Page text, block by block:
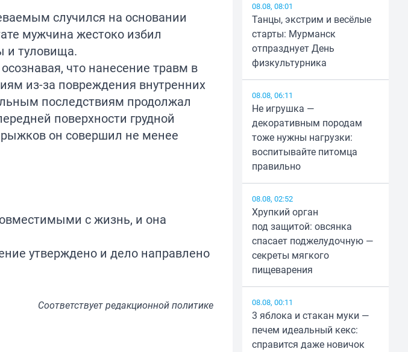
случился на основании
мужчина жестоко избил
и туловища.
что нанесение травм в
из-за повреждения внутренних
последствиям продолжал
поверхности грудной
он совершил не менее
с жизнь, и она
утверждено и дело направлено
Соответствуетредакционной политике
08.08, 08:01
Танцы, экстрим и весёлые
старты: Мурманск
отпразднует День
физкультурника
08.08, 06:11
Не игрушка —
декоративным породам
тоже нужны нагрузки:
воспитывайте питомца
правильно
08.08, 02:52
Хрупкий орган
под защитой: овсянка
спасает поджелудочную —
секреты мягкого
пищеварения
08.08, 00:11
3 яблока и стакан муки —
печем идеальный кекс:
справится даже новичок